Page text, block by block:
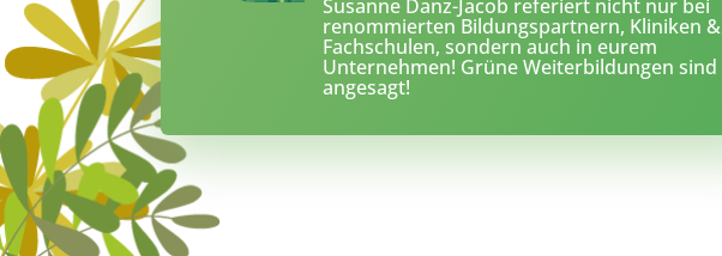
Susanne Danz-Jacob referiert nicht nur bei
renommierten Bildungspartnern, Kliniken &
Fachschulen, sondern auch in eurem
Unternehmen! Grüne Weiterbildungen sind
angesagt!